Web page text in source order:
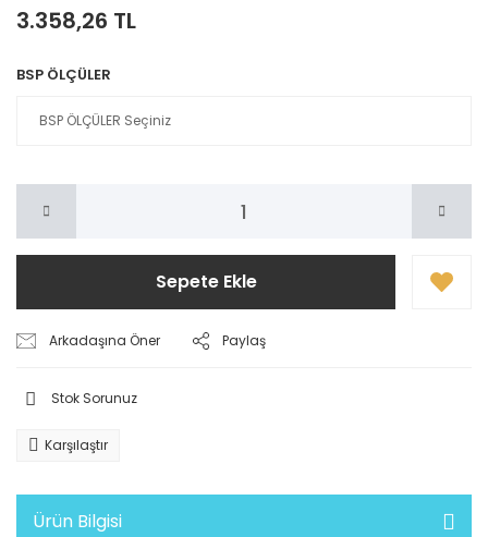
3.358,26 TL
BSP ÖLÇÜLER
Sepete Ekle
Arkadaşına Öner Paylaş
Stok Sorunuz
Karşılaştır
Ürün Bilgisi